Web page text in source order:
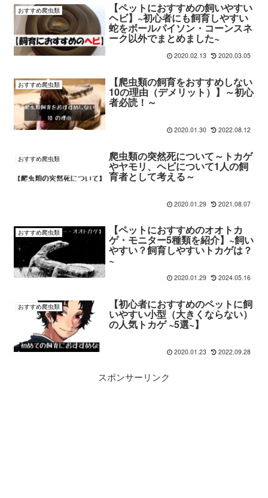
おすすめ爬虫類 【ペットにおすすめの飼いやすい
ヘビ】~初心者にも飼育しやすい
蛇をボールパイソン・コーンスネ
ーク以外でまとめました~
2020.02.13 2020.03.05
おすすめ爬虫類 【爬虫類の飼育をおすすめしない
10の理由（デメリット）】～初心
者必読！～
2020.01.30 2022.08.12
おすすめ爬虫類 爬虫類の突然死について～トカゲ
やヤモリ、ヘビについて1人の飼
育者として考える～
2020.01.29 2021.08.07
おすすめ爬虫類 【ペットにおすすめのオオトカ
ゲ・モニター5種類を紹介】~飼い
やすい？飼育しやすいトカゲは？
~
2020.01.29 2024.05.16
おすすめ爬虫類 【初心者におすすめのペットに飼
いやすい小型（大きくならない）
の人気トカゲ ~5選~】
2020.01.23 2022.09.28
スポンサーリンク